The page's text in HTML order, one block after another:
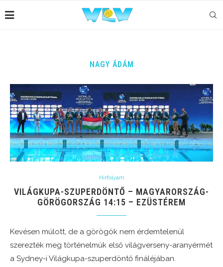
NAGY ÁDÁM
Hírfolyam
VILÁGKUPA-SZUPERDÖNTŐ – MAGYARORSZÁG-
GÖRÖGORSZÁG 14:15 – EZÜSTÉREM
Kevésen múlott, de a görögök nem érdemtelenül
szerezték meg történelmük első világverseny-aranyérmét
a Sydney-i Világkupa-szuperdöntő fináléjában.